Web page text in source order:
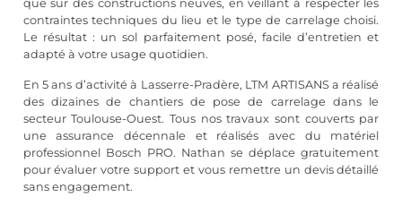
que sur des constructions neuves, en veillant à respecter les
contraintes techniques du lieu et le type de carrelage choisi.
Le résultat : un sol parfaitement posé, facile d’entretien et
adapté à votre usage quotidien.
En 5 ans d’activité à Lasserre-Pradère, LTM ARTISANS a réalisé
des dizaines de chantiers de pose de carrelage dans le
secteur Toulouse-Ouest. Tous nos travaux sont couverts par
une assurance décennale et réalisés avec du matériel
professionnel Bosch PRO. Nathan se déplace gratuitement
pour évaluer votre support et vous remettre un devis détaillé
sans engagement.